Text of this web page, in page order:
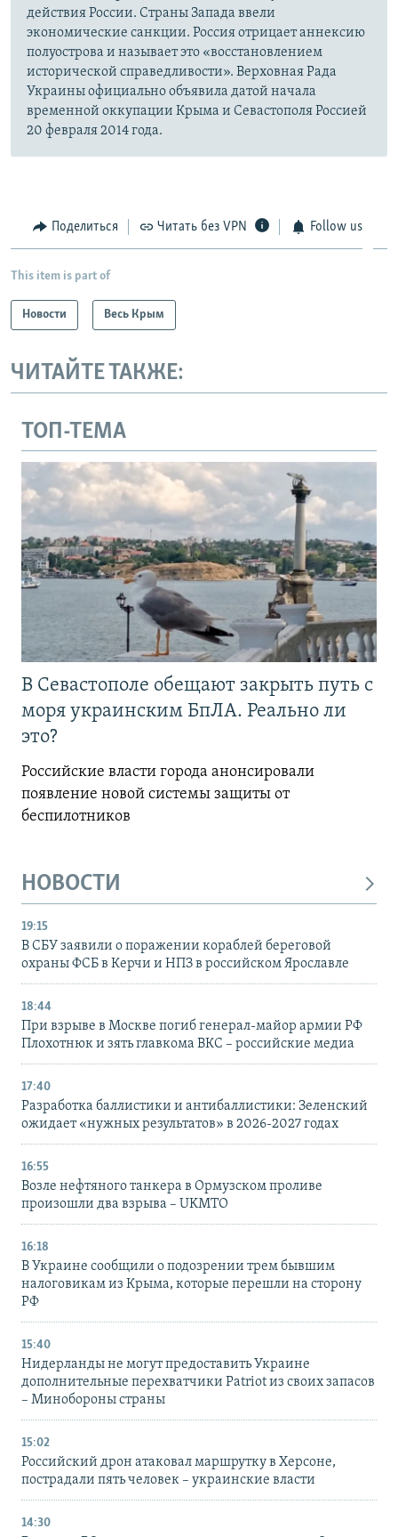
действия России. Страны Запада ввели
экономические санкции. Россия отрицает аннексию
полуострова и называет это «восстановлением
исторической справедливости». Верховная Рада
Украины официально объявила датой начала
временной оккупации Крыма и Севастополя Россией
20 февраля 2014 года.
Поделиться Читать без VPN Follow us
This item is part of
Новости Весь Крым
ЧИТАЙТЕ ТАКЖЕ:
ТОП-ТЕМА
В Севастополе обещают закрыть путь с
моря украинским БпЛА. Реально ли
это?
Российские власти города анонсировали
появление новой системы защиты от
беспилотников
НОВОСТИ
19:15
В СБУ заявили о поражении кораблей береговой
охраны ФСБ в Керчи и НПЗ в российском Ярославле
18:44
При взрыве в Москве погиб генерал-майор армии РФ
Плохотнюк и зять главкома ВКС – российские медиа
17:40
Разработка баллистики и антибаллистики: Зеленский
ожидает «нужных результатов» в 2026-2027 годах
16:55
Возле нефтяного танкера в Ормузском проливе
произошли два взрыва – UKMTO
16:18
В Украине сообщили о подозрении трем бывшим
налоговикам из Крыма, которые перешли на сторону
РФ
15:40
Нидерланды не могут предоставить Украине
дополнительные перехватчики Patriot из своих запасов
– Минобороны страны
15:02
Российский дрон атаковал маршрутку в Херсоне,
пострадали пять человек – украинские власти
14:30